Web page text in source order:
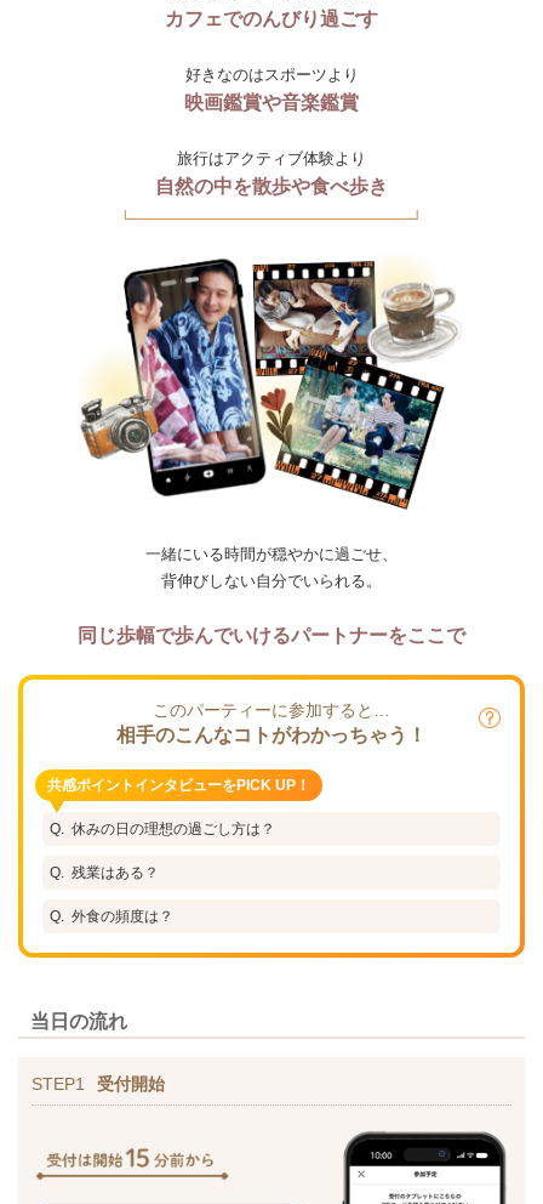
カフェでのんびり過ごす
好きなのはスポーツより
映画鑑賞や音楽鑑賞
旅行はアクティブ体験より
自然の中を散歩や食べ歩き
一緒にいる時間が穏やかに過ごせ、
背伸びしない自分でいられる。
同じ歩幅で歩んでいけるパートナーをここで
このパーティーに参加すると…
相手のこんなコトがわかっちゃう！
共感ポイントインタビューをPICK UP！
休みの日の理想の過ごし方は？
残業はある？
外食の頻度は？
当日の流れ
STEP1 受付開始